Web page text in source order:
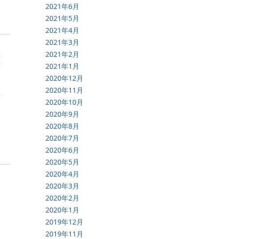
2021年6月
2021年5月
2021年4月
2021年3月
2021年2月
2021年1月
2020年12月
2020年11月
2020年10月
2020年9月
2020年8月
2020年7月
2020年6月
2020年5月
2020年4月
2020年3月
2020年2月
2020年1月
2019年12月
2019年11月